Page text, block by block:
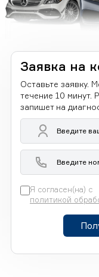
Заявка на
Оставьте заявку.
течение 10 минут.
запишет на
Я согласен(на) с
политикой